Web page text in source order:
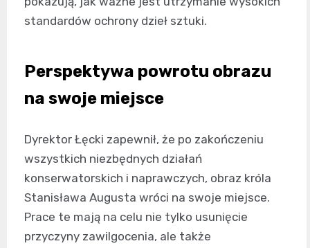
standardów ochrony dzieł sztuki.
Perspektywa powrotu obrazu
na swoje miejsce
Dyrektor Łęcki zapewnił, że po zakończeniu
wszystkich niezbędnych działań
konserwatorskich i naprawczych, obraz króla
Stanisława Augusta wróci na swoje miejsce.
Prace te mają na celu nie tylko usunięcie
przyczyny zawilgocenia, ale także